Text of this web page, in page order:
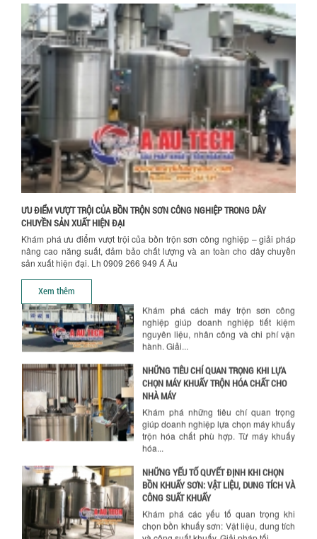
Hướng dẫn thanh toán mua hàng
ƯU ĐIỂM VƯỢT TRỘI CỦA BỒN TRỘN SƠN CÔNG NGHIỆP TRONG DÂY
CHUYỀN SẢN XUẤT HIỆN ĐẠI
Khám phá ưu điểm vượt trội của bồn trộn sơn công nghiệp – giải pháp
nâng cao năng suất, đảm bảo chất lượng và an toàn cho dây chuyền
sản xuất hiện đại. Lh 0909 266 949 Á Âu
Xem thêm
VÌ SAO DOANH NGHIỆP NÊN CHỌN MÁY
NGHIỀN MÀU SƠN Á ÂU?
Khám phá lý do doanh nghiệp nên
chọn máy nghiền màu sơn Á Âu: hiệu
suất cao, kiểm soát nhiệt tốt, tiết kiệm
ƯU ĐÃI ĐẶC BIỆT: GIÁ MÁY KHUẤY SƠN
CÔNG NGHIỆP GIẢM SỐC
Ưu đãi đặc biệt: Giá máy khuấy sơn
công nghiệp giảm sốc lên đến 20%.
Tiết kiệm chi phí, nhận ngay máy
khuấy...
TỐI ƯU CHI PHÍ SẢN XUẤT VỚI MÁY TRỘN
Khám phá cách máy trộn sơn công
nghiệp giúp doanh nghiệp tiết kiệm
nguyên liệu, nhân công và chi phí vận
NHỮNG TIÊU CHÍ QUAN TRỌNG KHI LỰA
CHỌN MÁY KHUẤY TRỘN HÓA CHẤT CHO
NHÀ MÁY
Khám phá những tiêu chí quan trọng
trộn hóa chất phù hợp. Từ máy khuấy
hóa...
NHỮNG YẾU TỐ QUYẾT ĐỊNH KHI CHỌN
BỒN KHUẤY SƠN: VẬT LIỆU, DUNG TÍCH VÀ
CÔNG SUẤT KHUẤY
Khám phá các yếu tố quan trọng khi
và công suất khuấy. Giải pháp tối...
BỒN KHUẤY TRỘN CHẤT LỎNG CHO
NGÀNH HÓA CHẤT: NHỮNG YẾU TỐ QUYẾT
ĐỊNH CHẤT LƯỢNG SẢN PHẨM CUỐI